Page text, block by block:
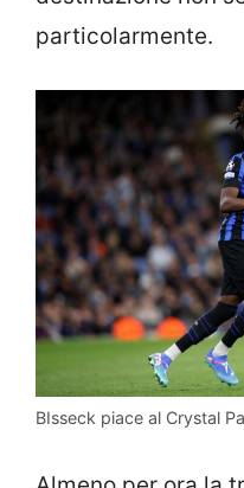
particolarmente.
BIsseck piace al Crystal